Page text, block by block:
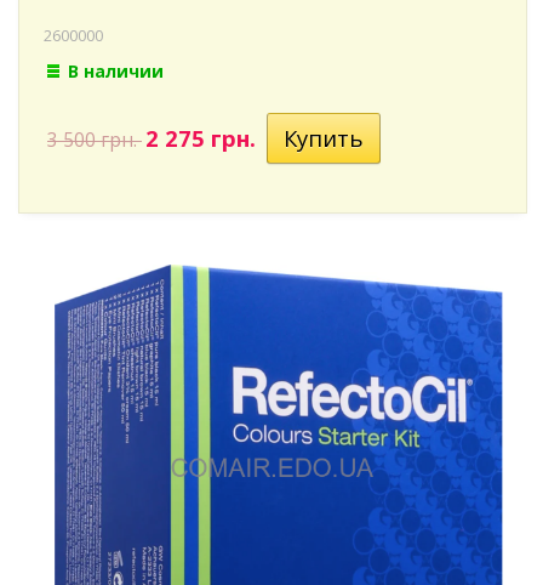
2600000
В наличии
3 500 грн.2 275 грн.